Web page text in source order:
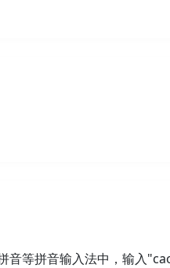
音等拼音输入法中，输入